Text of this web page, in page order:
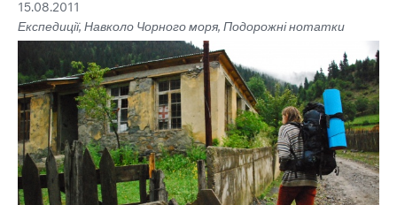
15.08.2011
Експедиції, Навколо Чорного моря, Подорожні нотатки